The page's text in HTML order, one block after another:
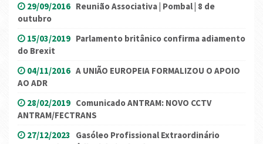
29/09/2016 Reunião Associativa | Pombal | 8 de
outubro
15/03/2019 Parlamento britânico confirma adiamento
do Brexit
04/11/2016 A UNIÃO EUROPEIA FORMALIZOU O APOIO
AO ADR
28/02/2019 Comunicado ANTRAM: NOVO CCTV
ANTRAM/FECTRANS
27/12/2023 Gasóleo Profissional Extraordinário